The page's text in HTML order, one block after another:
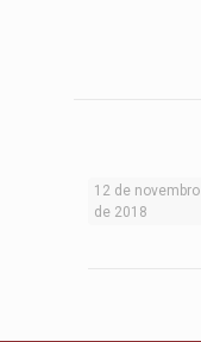
12 de novembro
de 2018